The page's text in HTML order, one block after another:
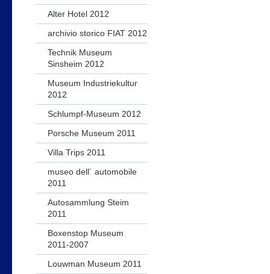
Alter Hotel 2012
archivio storico FIAT 2012
Technik Museum
Sinsheim 2012
Museum Industriekultur
2012
Schlumpf-Museum 2012
Porsche Museum 2011
Villa Trips 2011
museo dell´ automobile
2011
Autosammlung Steim
2011
Boxenstop Museum
2011-2007
Louwman Museum 2011